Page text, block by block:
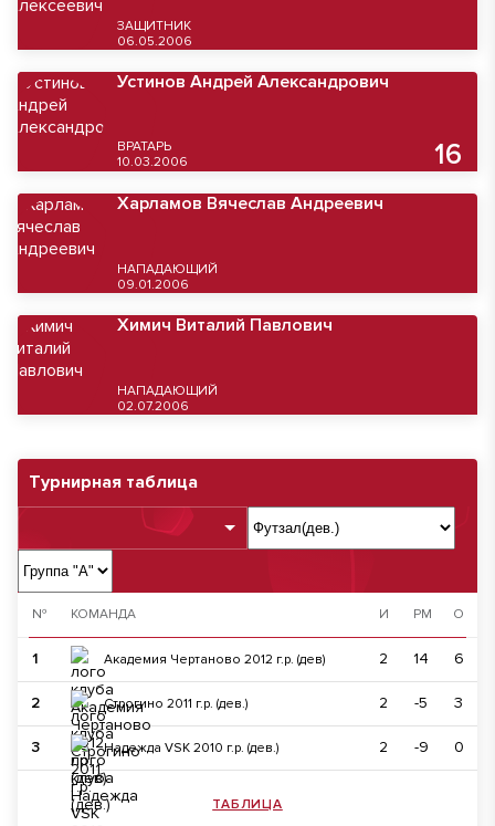
Турнирная таблица
№ КОМАНДА И РМ О
1 Академия Чертаново 2012 г.р. (дев) 2 14 6
2 Строгино 2011 г.р. (дев.) 2 -5 3
3 Надежда VSK 2010 г.р. (дев.) 2 -9 0
ТАБЛИЦА
ЗАЩИТНИК
06.05.2006
Устинов Андрей Александрович
ВРАТАРЬ
10.03.2006
16
Харламов Вячеслав Андреевич
НАПАДАЮЩИЙ
09.01.2006
Химич Виталий Павлович
НАПАДАЮЩИЙ
02.07.2006